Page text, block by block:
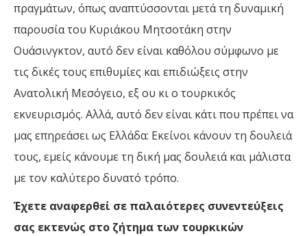
πραγμάτων, όπως αναπτύσσονται μετά τη δυναμική
παρουσία του Κυριάκου Μητσοτάκη στην
Ουάσινγκτον, αυτό δεν είναι καθόλου σύμφωνο με
τις δικές τους επιθυμίες και επιδιώξεις στην
Ανατολική Μεσόγειο, εξ ου κι ο τουρκικός
εκνευρισμός. Αλλά, αυτό δεν είναι κάτι που πρέπει να
μας επηρεάσει ως Ελλάδα: Εκείνοι κάνουν τη δουλειά
τους, εμείς κάνουμε τη δική μας δουλειά και μάλιστα
με τον καλύτερο δυνατό τρόπο.
Έχετε αναφερθεί σε παλαιότερες συνεντεύξεις
σας εκτενώς στο ζήτημα των τουρκικών